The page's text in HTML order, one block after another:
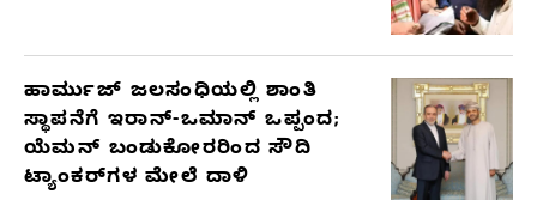
ಹಾರ್ಮುಜ್ ಜಲಸಂಧಿಯಲ್ಲಿ ಶಾಂತಿ
ಸ್ಥಾಪನೆಗೆ ಇರಾನ್-ಒಮಾನ್ ಒಪ್ಪಂದ;
ಯೆಮನ್ ಬಂಡುಕೋರರಿಂದ ಸೌದಿ
ಟ್ಯಾಂಕರ್‌ಗಳ ಮೇಲೆ ದಾಳಿ